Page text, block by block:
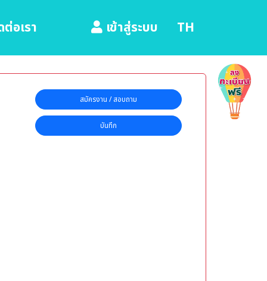
อเรา เข้าสู่ระบบ TH
สมัครงาน / สอบถาม
บันทึก